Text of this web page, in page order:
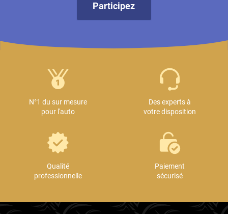
Participez
N°1 du sur mesure
pour l'auto
Des experts à
votre disposition
Qualité
professionnelle
Paiement
sécurisé